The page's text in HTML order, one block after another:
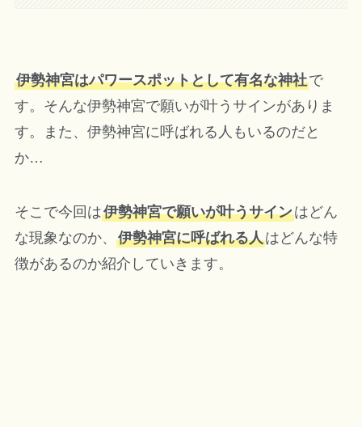
伊勢神宮はパワースポットとして有名な神社で
す。そんな伊勢神宮で願いが叶うサインがありま
す。また、伊勢神宮に呼ばれる人もいるのだと
か…
そこで今回は伊勢神宮で願いが叶うサインはどん
な現象なのか、 伊勢神宮に呼ばれる人はどんな特
徴があるのか紹介していきます。